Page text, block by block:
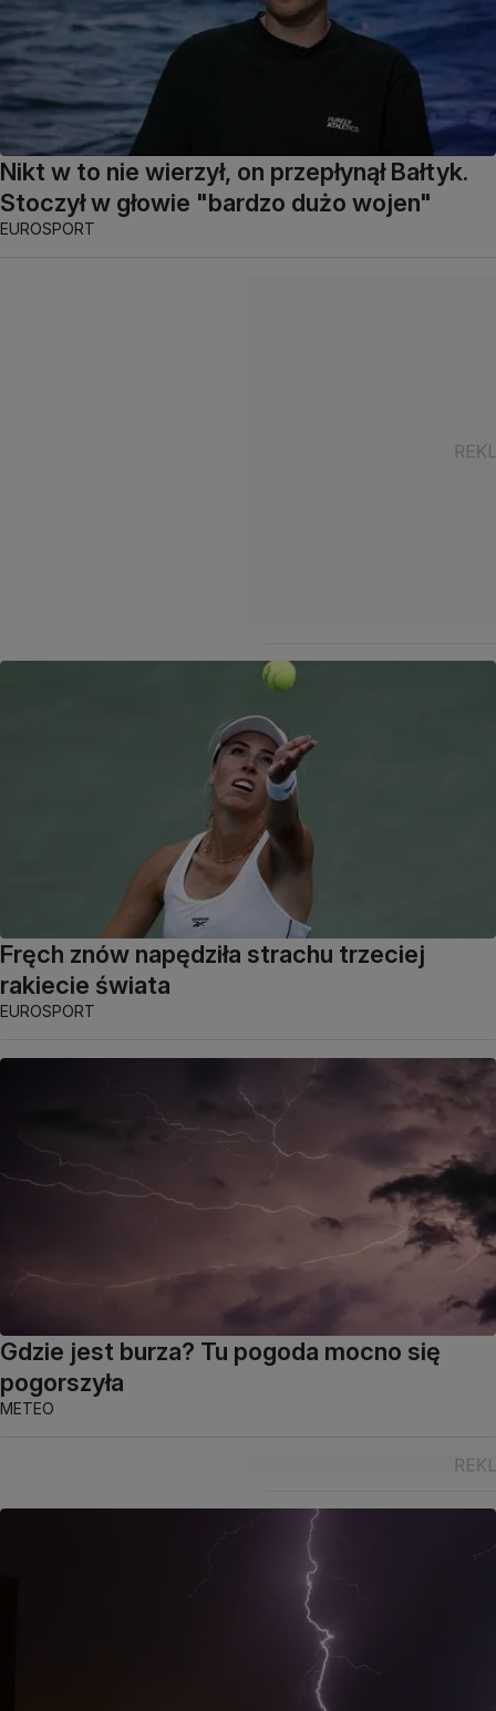
Nikt w to nie wierzył, on przepłynął Bałtyk.
Stoczył w głowie "bardzo dużo wojen"
EUROSPORT
Fręch znów napędziła strachu trzeciej
rakiecie świata
EUROSPORT
Gdzie jest burza? Tu pogoda mocno się
pogorszyła
METEO